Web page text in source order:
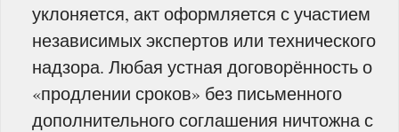
уклоняется, акт оформляется с участием
независимых экспертов или технического
надзора. Любая устная договорённость о
«продлении сроков» без письменного
дополнительного соглашения ничтожна с